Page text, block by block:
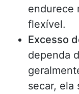
endurece
flexível.
Excesso
dependa
secar, ela